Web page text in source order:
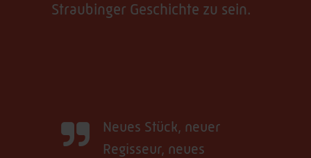
Straubinger Geschichte zu sein.
Neues Stück, neuer
Regisseur, neues